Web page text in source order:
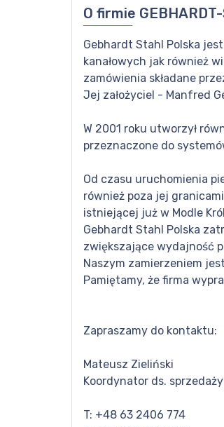
O firmie
Gebhardt Stahl Polska
kanałowych jak również
zamówienia składane
Jej założyciel - Manfred
W 2001 roku utworzył
przeznaczone do
Od czasu uruchomienia
również poza jej
istniejącej już w Modle
Gebhardt Stahl Polska
zwiększające wydajność
Naszym zamierzeniem
Pamiętamy, że firma
Zapraszamy do kontaktu:
Mateusz Zieliński
Koordynator ds.
T: +48 63 2406 774